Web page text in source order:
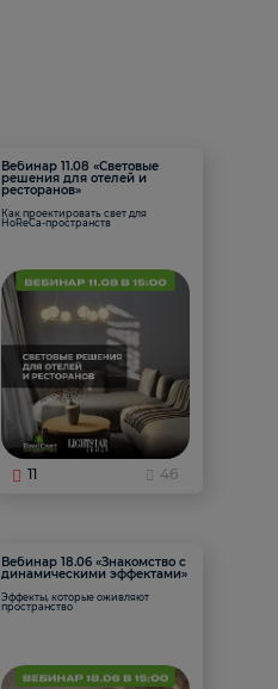
Вебинар 11.08 «Световые
решения для отелей и
ресторанов»
Как проектировать свет для
HoReCa-пространств
11 46
Вебинар 18.06 «Знакомство с
динамическими эффектами»
Эффекты, которые оживляют
пространство